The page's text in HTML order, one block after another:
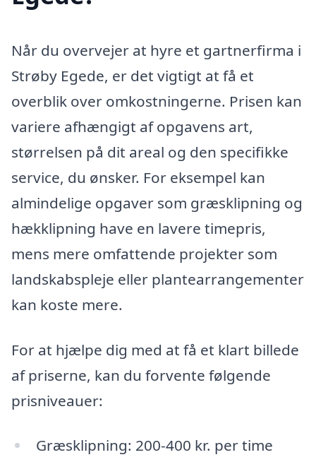
Når du overvejer at hyre et gartnerfirma i
Strøby Egede, er det vigtigt at få et
overblik over omkostningerne. Prisen kan
variere afhængigt af opgavens art,
størrelsen på dit areal og den specifikke
service, du ønsker. For eksempel kan
almindelige opgaver som græsklipning og
hækklipning have en lavere timepris,
mens mere omfattende projekter som
landskabspleje eller plantearrangementer
kan koste mere.
For at hjælpe dig med at få et klart billede
af priserne, kan du forvente følgende
prisniveauer:
Græsklipning: 200-400 kr. per time